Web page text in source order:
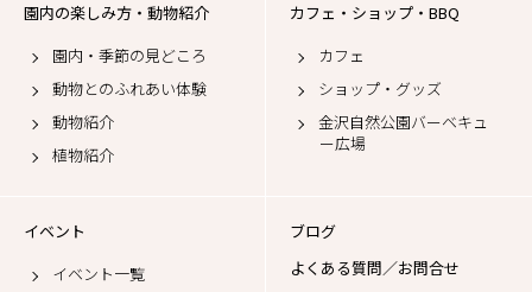
園内の楽しみ方・動物紹介
園内・季節の見どころ
動物とのふれあい体験
動物紹介
植物紹介
カフェ・ショップ・BBQ
カフェ
ショップ・グッズ
金沢自然公園バーベキュ
ー広場
イベント
イベント一覧
ブログ
よくある質問／お問合せ